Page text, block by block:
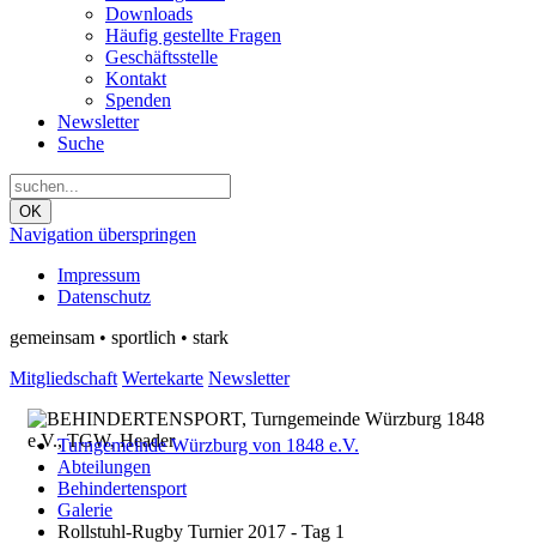
Downloads
Häufig gestellte Fragen
Geschäftsstelle
Kontakt
Spenden
Newsletter
Suche
OK
Navigation überspringen
Impressum
Datenschutz
gemeinsam • sportlich • stark
Mitgliedschaft Wertekarte Newsletter
Turngemeinde Würzburg von 1848 e.V.
Abteilungen
Behindertensport
Galerie
Rollstuhl-Rugby Turnier 2017 - Tag 1